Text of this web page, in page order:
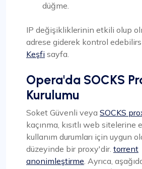
düğme.
IP değişikliklerinin etkili olup
adrese giderek kontrol
Keşfi sayfa.
Opera'da SOCKS
Kurulumu
Soket Güvenli veya SOCKS
kaçınma, kısıtlı web sitelerine
kullanım durumları için uygun
düzeyinde bir proxy'dir. torrent
anonimleştirme. Ayrıca,